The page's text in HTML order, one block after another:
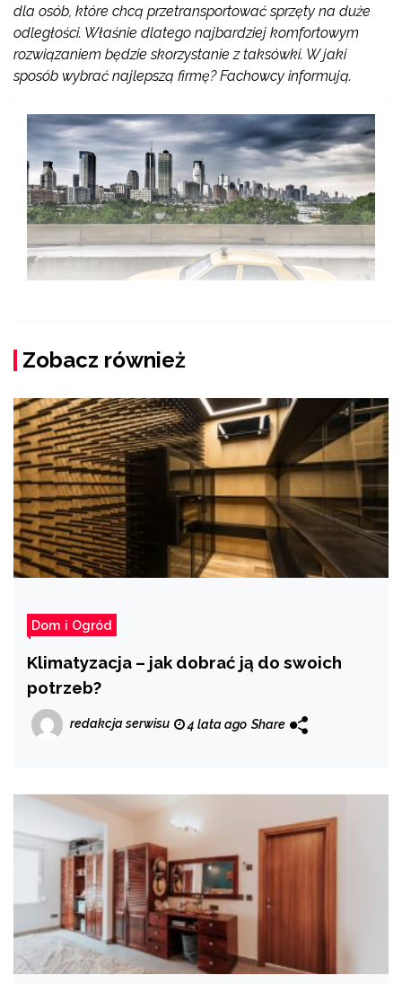
dla osób, które chcą przetransportować sprzęty na duże
odległości. Właśnie dlatego najbardziej komfortowym
rozwiązaniem będzie skorzystanie z taksówki. W jaki
sposób wybrać najlepszą firmę? Fachowcy informują.
Zobacz również
Dom i Ogród
Klimatyzacja – jak dobrać ją do swoich
potrzeb?
redakcja serwisu 4 lata ago Share